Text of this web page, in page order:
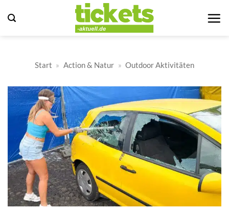
Inhalt
Start » Action & Natur » Outdoor Aktivitäten